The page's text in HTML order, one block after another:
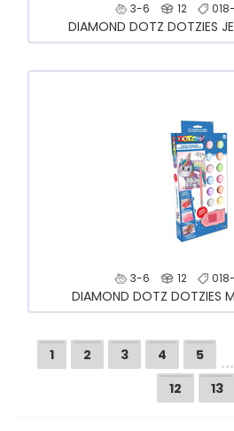
3-6 12
DIAMOND DOTZ DOTZIES
3-6 12
DIAMOND DOTZ DOTZIES
1 2 3 4 5 …
12
13